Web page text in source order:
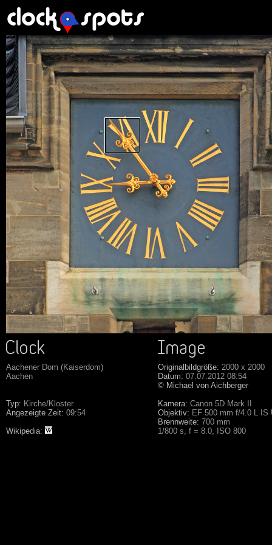
Aachener Dom (Kaiserdom)
Aachen
Typ: Kirche/Kloster
Angezeigte Zeit: 09:54
Wikipedia:
Originalbildgröße: 2000 x 2000
Datum: 07.07.2012 08:54
© Michael von Aichberger
Kamera: Canon 5D Mark II
Objektiv: EF 500 mm f/4.0 L IS
Brennweite: 700 mm
1/800 s, f = 8.0, ISO 800